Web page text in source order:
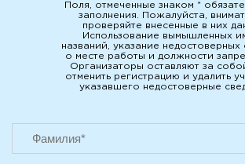
Поля, отмеченные знаком *
заполнения. Пожалуйста,
проверяйте внесенные в них
Использование вымышленных
названий, указание недостоверных
о месте работы и должности
Организаторы оставляют за
отменить регистрацию и удалить
указавшего недостоверные